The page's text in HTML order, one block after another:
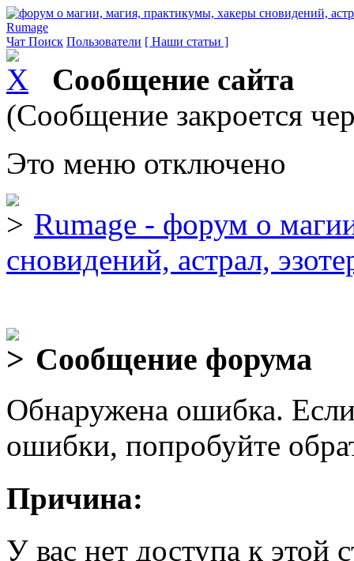
Rumage
Чат Поиск Пользователи [ Наши статьи ]
Сообщение сайта
(Сообщение закроется
Это меню отключено
Rumage - форум о
сновидений, астрал,
Сообщение форума
Обнаружена ошибка.
ошибки, попробуйте
Причина:
У вас нет доступа к